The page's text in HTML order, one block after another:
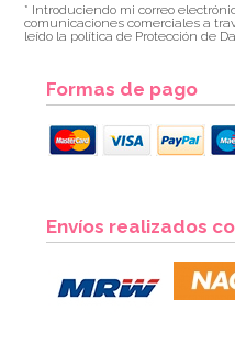
* Introduciendo mi correo
comunicaciones comerciales a
leído la política de Protección de
Formas de pago
Envíos realizados